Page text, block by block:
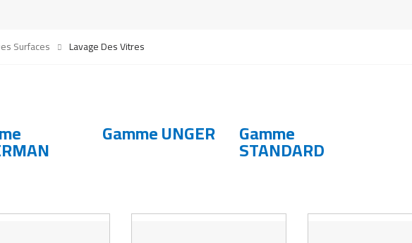
Surfaces Lavage Des Vitres
Gamme UNGER Gamme
STANDARD